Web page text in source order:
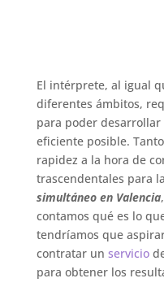
El intérprete, al igual
diferentes ámbitos,
para poder
eficiente posible.
rapidez a la hora de
trascendentales para
simultáneo en Valencia
contamos qué es lo
tendríamos que
contratar un servicio
para obtener los